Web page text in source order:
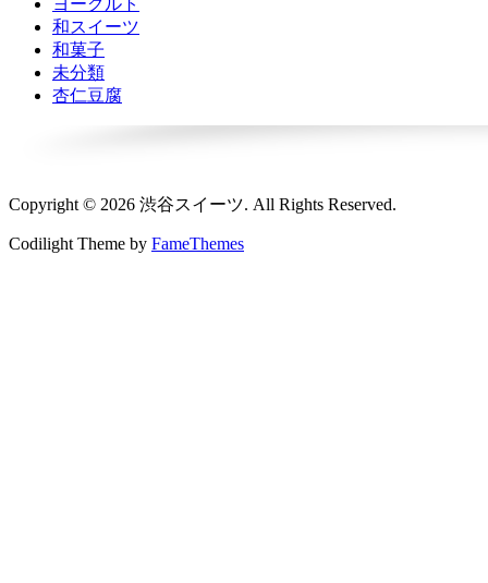
ヨーグルト
和スイーツ
和菓子
未分類
杏仁豆腐
Copyright © 2026 渋谷スイーツ. All Rights Reserved.
Codilight Theme by FameThemes